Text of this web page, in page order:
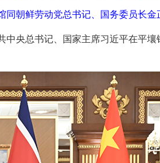
朝鲜劳动党总书记、国务委员长
央总书记、国家主席习近平在平壤